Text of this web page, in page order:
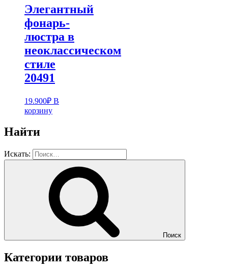
Элегантный
фонарь-
люстра в
неоклассическом
стиле
20491
19.900₽ В
корзину
Найти
Искать:
Поиск
Категории товаров